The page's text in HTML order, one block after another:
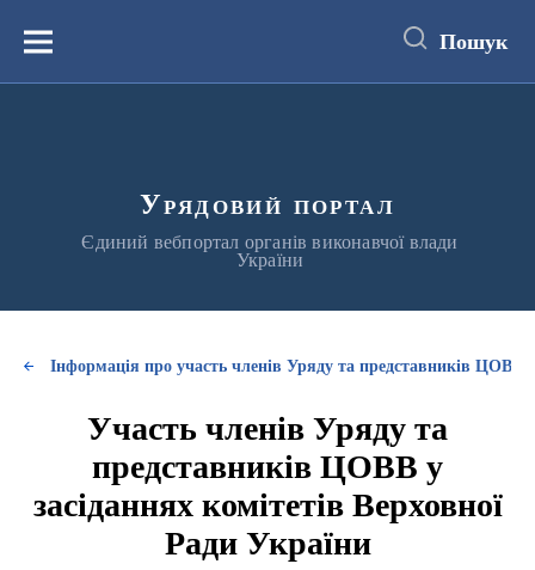
вмістуМеню Пошук
Урядовий портал
Єдиний вебпортал органів виконавчої влади
України
Інформація про участь членів Уряду та представників ЦОВВ
Участь членів Уряду та
представників ЦОВВ у
засіданнях комітетів Верховної
Ради України